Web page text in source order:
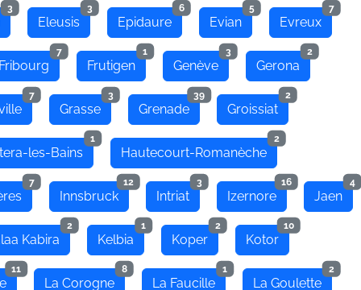
3
Eleusis
3
Epidaure
6
Evian
5
Evreux
7
Fribourg
7
Frutigen
1
Genève
3
Gerona
2
7
Grasse
3
Grenade
39
Groissiat
2
les-Bains
1
Hautecourt-Romanèche
2
7
Innsbruck
12
Intriat
3
Izernore
16
Jaen
4
Kabira
2
Kelbia
1
Koper
2
Kotor
10
11
La Corogne
8
La Faucille
1
La Goulette
2